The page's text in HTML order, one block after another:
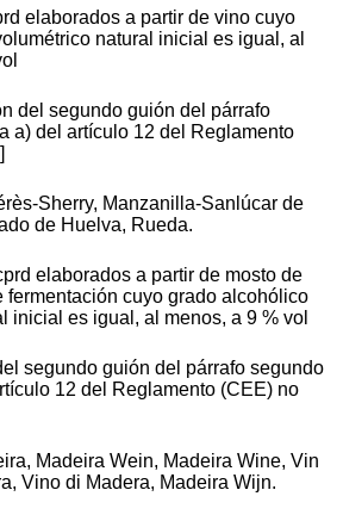
elaborados a partir de vino cuyo
natural inicial es igual, al
del segundo guión del párrafo
a) del artículo 12 del Reglamento
Sherry, Manzanilla-Sanlúcar de
de Huelva, Rueda.
elaborados a partir de mosto de
fermentación cuyo grado alcohólico
inicial es igual, al menos, a 9 % vol
segundo guión del párrafo segundo
12 del Reglamento (CEE) no
Madeira Wein, Madeira Wine, Vin
Vino di Madera, Madeira Wijn.